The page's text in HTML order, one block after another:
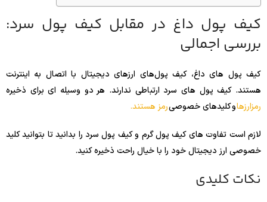
کیف پول داغ در مقابل کیف پول سرد:
بررسی اجمالی
کیف‌ پول‌ های داغ، کیف پول‌های ارزهای دیجیتال با اتصال به اینترنت
هستند. کیف پول های سرد ارتباطی ندارند. هر دو وسیله ای برای ذخیره
رمزارزهاو کلیدهای خصوصیرمز هستند.
لازم است تفاوت های کیف پول گرم و کیف پول سرد را بدانید تا بتوانید کلید
خصوصی ارز دیجیتال خود را با خیال راحت ذخیره کنید.
نکات کلیدی